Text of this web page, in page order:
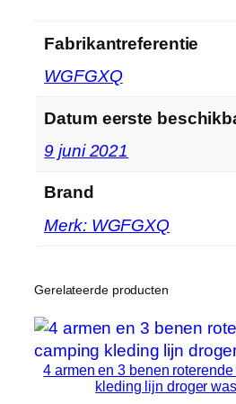
Fabrikantreferentie
WGFGXQ
Datum eerste
9 juni 2021
Brand
Merk: WGFGXQ
Gerelateerde producten
4 armen en 3 benen
kleding lijn droger